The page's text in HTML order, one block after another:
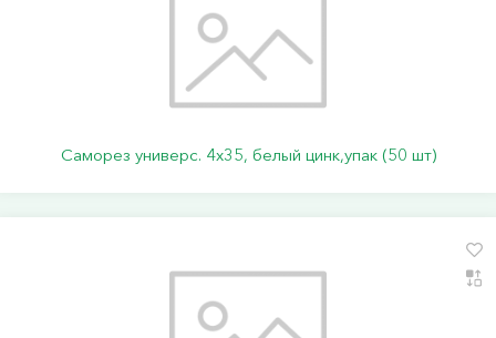
Саморез универс. 4х35, белый цинк,упак (50 шт)